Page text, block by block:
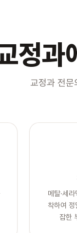
정과
교정과 전문
메탈·세
착하여
잡한